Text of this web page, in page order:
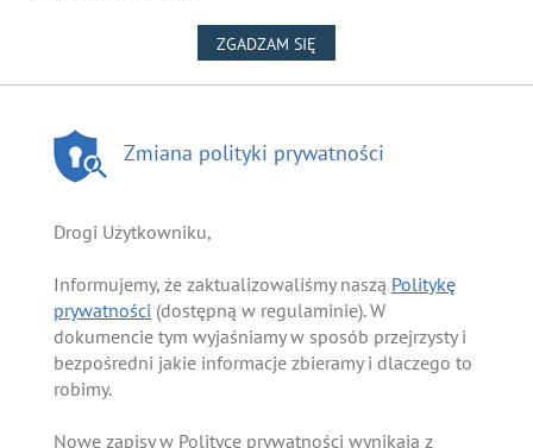
ZGADZAM SIĘ
Zmiana polityki prywatności
Drogi Użytkowniku,
Informujemy, że zaktualizowaliśmy naszą Politykę
prywatności (dostępną w regulaminie). W
dokumencie tym wyjaśniamy w sposób przejrzysty i
bezpośredni jakie informacje zbieramy i dlaczego to
robimy.
Nowe zapisy w Polityce prywatności wynikają z